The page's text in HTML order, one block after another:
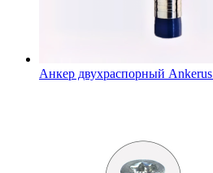
Анкер двухраспорный Ankerus